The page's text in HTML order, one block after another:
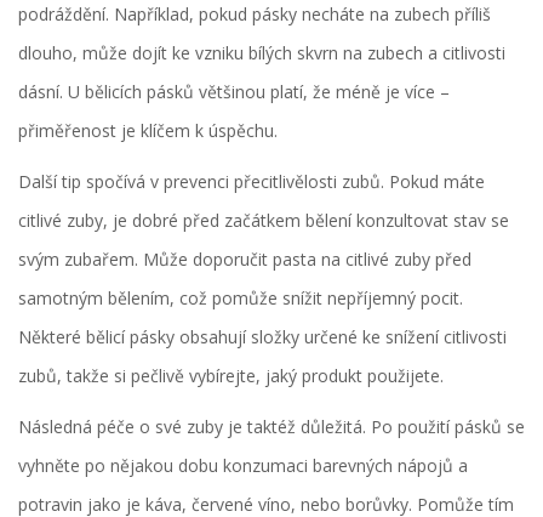
podráždění. Například, pokud pásky necháte na zubech příliš
dlouho, může dojít ke vzniku bílých skvrn na zubech a citlivosti
dásní. U bělicích pásků většinou platí, že méně je více –
přiměřenost je klíčem k úspěchu.
Další tip spočívá v prevenci přecitlivělosti zubů. Pokud máte
citlivé zuby, je dobré před začátkem bělení konzultovat stav se
svým zubařem. Může doporučit pasta na citlivé zuby před
samotným bělením, což pomůže snížit nepříjemný pocit.
Některé bělicí pásky obsahují složky určené ke snížení citlivosti
zubů, takže si pečlivě vybírejte, jaký produkt použijete.
Následná péče o své zuby je taktéž důležitá. Po použití pásků se
vyhněte po nějakou dobu konzumaci barevných nápojů a
potravin jako je káva, červené víno, nebo borůvky. Pomůže tím